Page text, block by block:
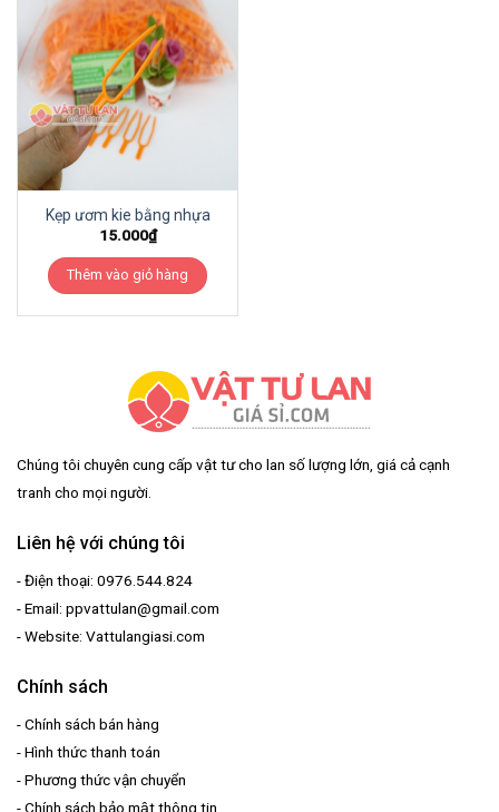
Kẹp ươm kie bằng nhựa
15.000₫
Thêm vào giỏ hàng
Chúng tôi chuyên cung cấp vật tư cho lan số lượng lớn, giá cả cạnh
tranh cho mọi người.
Liên hệ với chúng tôi
- Điện thoại: 0976.544.824
- Email: ppvattulan@gmail.com
- Website: Vattulangiasi.com
Chính sách
-Chính sách bán hàng
-Hình thức thanh toán
-Phương thức vận chuyển
-Chính sách bảo mật thông tin